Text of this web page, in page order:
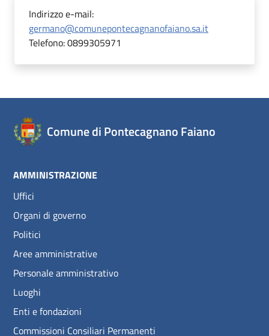
Indirizzo e-mail:
germano@comunepontecagnanofaiano.sa.it
Telefono:0899305971
Comune di Pontecagnano Faiano
AMMINISTRAZIONE
Uffici
Organi di governo
Politici
Aree amministrative
Personale amministrativo
Luoghi
Enti e fondazioni
Commissioni Consiliari Permanenti